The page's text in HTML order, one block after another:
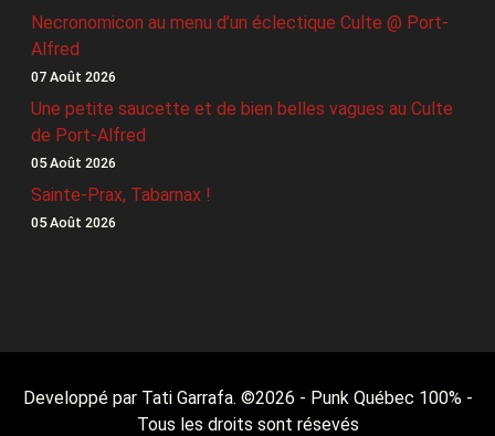
Necronomicon au menu d’un éclectique Culte @ Port-
Alfred
07 Août 2026
Une petite saucette et de bien belles vagues au Culte
de Port-Alfred
05 Août 2026
Sainte-Prax, Tabarnax !
05 Août 2026
Developpé par Tati Garrafa. ©2026 - Punk Québec 100% -
Tous les droits sont résevés